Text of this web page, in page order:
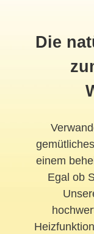
Die
einem
Egal ob